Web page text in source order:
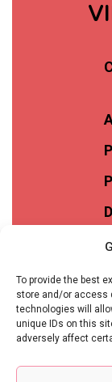
To provide the best
store and/or access
technologies will
unique IDs on this
adversely affect